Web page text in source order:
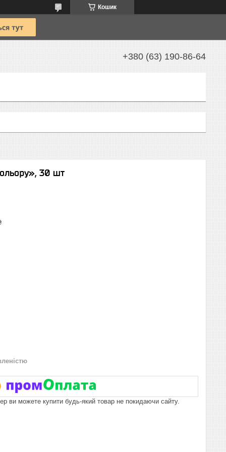
Кошик
+380 (63) 190-86-64
30 шт
ви можете купити будь-який товар не покидаючи сайту.